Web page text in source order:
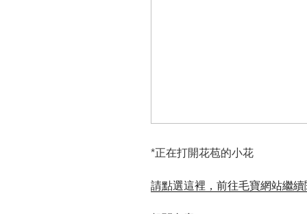
*正在打開花苞的小花
請點選這裡，前往毛寶網站繼